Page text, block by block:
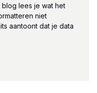
blog lees je wat het
niet
aantoont dat je data